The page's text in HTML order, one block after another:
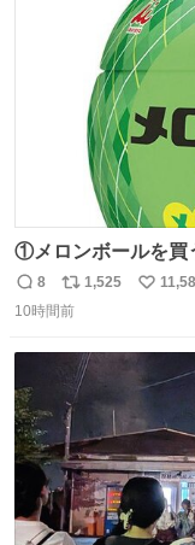
んがわ明太寿司
①メロンボールを
わいい
返
信
8
リ
ポ
数
1,525
い
数
10時間前